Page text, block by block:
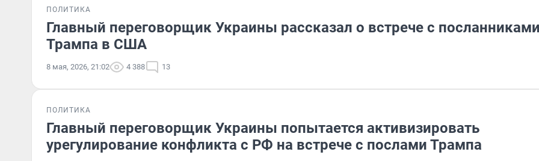
ПОЛИТИКА
Главный переговорщик Украины рассказал о встрече с посланниками
Трампа в США
8 мая, 2026, 21:02 4 388 13
ПОЛИТИКА
Главный переговорщик Украины попытается активизировать
урегулирование конфликта с РФ на встрече с послами Трампа